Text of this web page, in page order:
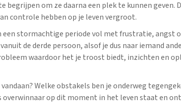
begrijpen om ze daarna een plek te kunnen geven.
controle hebben op je leven vergroot.
een stormachtige periode vol met frustratie, angst
de derde persoon, alsof je dus naar iemand
waardoor het je troost biedt, inzichten en
vandaan? Welke obstakels ben je onderweg
overwinnaar op dit moment in het leven staat en